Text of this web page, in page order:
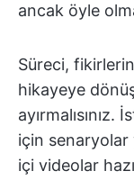
ancak öyle
Süreci,
hikayeye
ayırmalısınız.
için
içi videolar